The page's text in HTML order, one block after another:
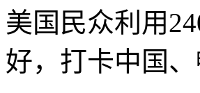
美国民众利用
好，打卡中国